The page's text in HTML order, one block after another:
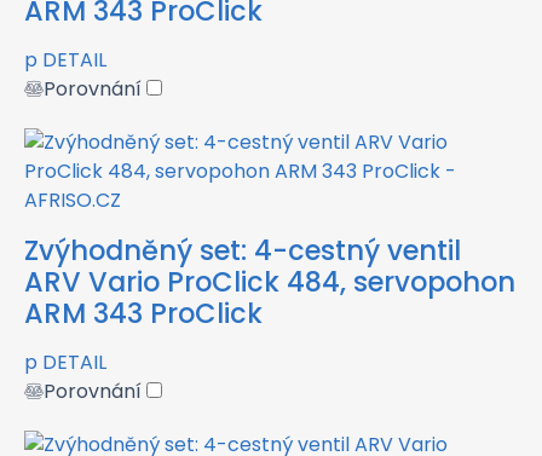
ARM 343 ProClick
p DETAIL
Porovnání
Zvýhodněný set: 4-cestný ventil
ARV Vario ProClick 484, servopohon
ARM 343 ProClick
p DETAIL
Porovnání